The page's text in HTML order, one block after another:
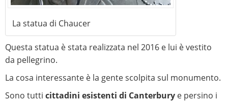
La statua di Chaucer
Questa statua è stata realizzata nel 2016 e lui è vestito
da pellegrino.
La cosa interessante è la gente scolpita sul monumento.
Sono tutti cittadini esistenti di Canterbury e persino i